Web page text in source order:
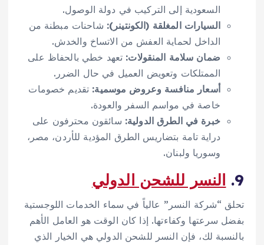
السعودية إلى التركيب في دولة الوصول.
السيارات المغلقة (الكونتينر): شاحنات مبطنة من
الداخل لحماية العفش من الاتساخ والخدش.
ضمان سلامة المنقولات: تعهد خطي بالحفاظ على
الممتلكات وتعويض العميل في حال الضرر.
أسعار منافسة وعروض موسمية: تقديم خصومات
خاصة في مواسم السفر والعودة.
خبرة في الطرق الدولية: سائقون محترفون على
دراية تامة بتضاريس الطرق المؤدية للأردن، مصر،
وسوريا ولبنان.
9. النسر للشحن الدولي
تحلق “شركة النسر” عالياً في سماء الخدمات اللوجستية
بفضل سرعتها وكفاءتها. إذا كان الوقت هو العامل الأهم
بالنسبة لك، فإن النسر للشحن الدولي هي الخيار الذي